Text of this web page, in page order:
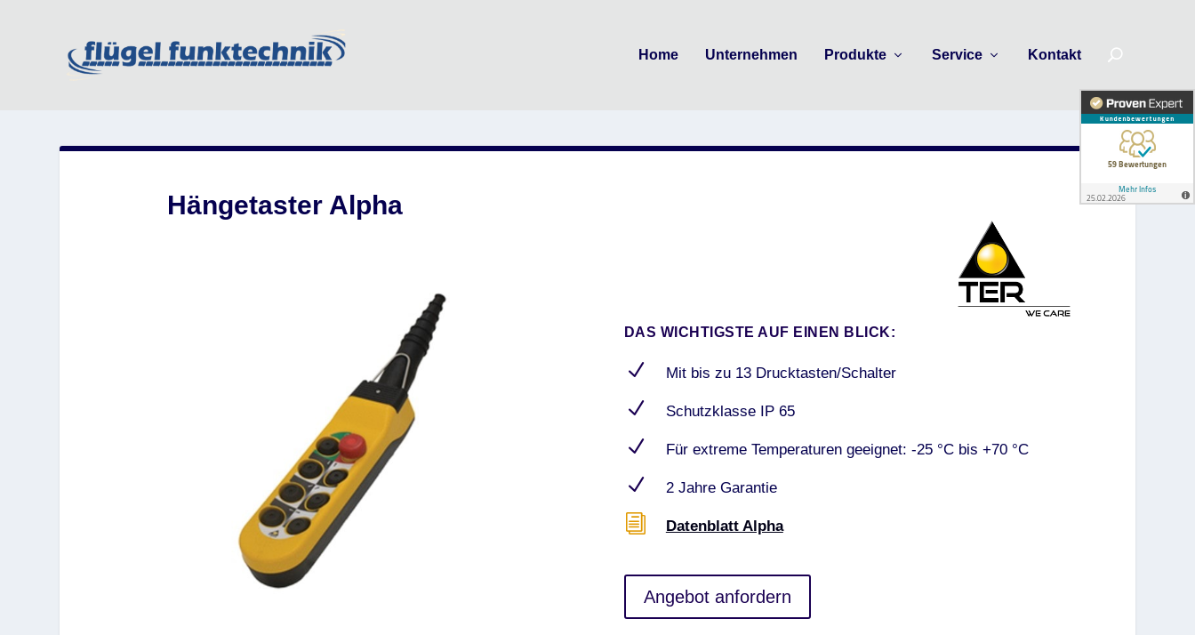
Home Unternehmen Produkte Service Kontakt
Hängetaster Alpha
DAS WICHTIGSTE AUF EINEN BLICK:
N Mit bis zu 13 Drucktasten/Schalter
N Schutzklasse IP 65
N Für extreme Temperaturen geeignet: -25 °C bis +70 °C
N 2 Jahre Garantie
i Datenblatt Alpha
Angebot anfordern